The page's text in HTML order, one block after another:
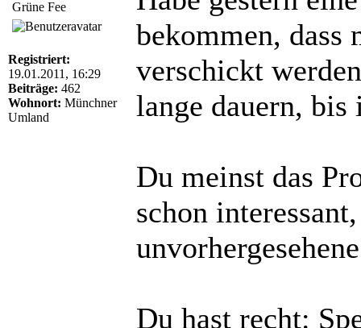
Grüne Fee
Registriert:
19.01.2011, 16:29
Beiträge: 462
Wohnort: Münchner
Umland
bekommen, dass
verschickt
lange dauern, bis
Du meinst das
schon
Du hast recht: